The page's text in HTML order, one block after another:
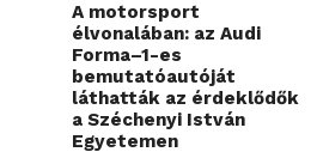
A motorsport
élvonalában: az Audi
Forma–1-es
bemutatóautóját
láthatták az érdeklődők
a Széchenyi István
Egyetemen